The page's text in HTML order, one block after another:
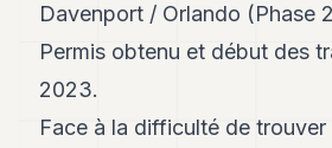
Andy
11
10
Andy
9
Davenport / Orlando (Phase
Permis obtenu et début des
2023.
Face à la difficulté de